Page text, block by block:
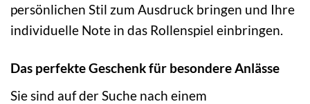
persönlichen Stil zum Ausdruck bringen und Ihre
individuelle Note in das Rollenspiel einbringen.
Das perfekte Geschenk für besondere Anlässe
Sie sind auf der Suche nach einem